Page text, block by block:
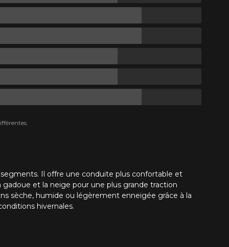
Il offre une conduite plus confortable et
et la neige pour une plus grande traction
sèche, humide ou légèrement enneigée grâce à la
hivernales.